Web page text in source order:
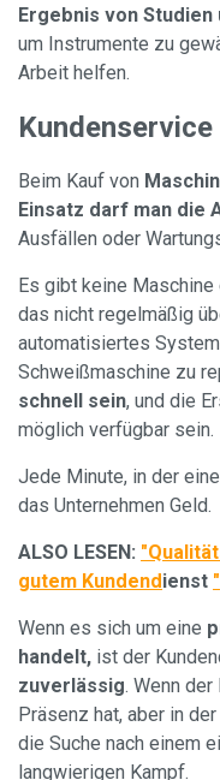
Ergebnis von Studien
um Instrumente zu
Arbeit helfen.
Beim Kauf von
Einsatz darf man die
Ausfällen oder
Es gibt keine
das nicht regelmäßig
automatisiertes
Schweißmaschine zu
schnell sein, und die
möglich verfügbar sein.
Jede Minute, in der
das Unternehmen Geld.
ALSO LESEN:
gutem Kundend ienst "
Wenn es sich um eine
handelt, ist der
zuverlässig. Wenn
Präsenz hat, aber in
die Suche nach einem
langwierigen Kampf.